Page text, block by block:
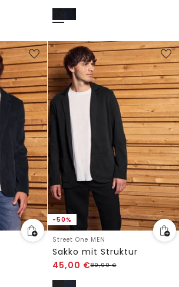
-50%
Street One MEN
Sakko mit Struktur
45,00 €89,99€